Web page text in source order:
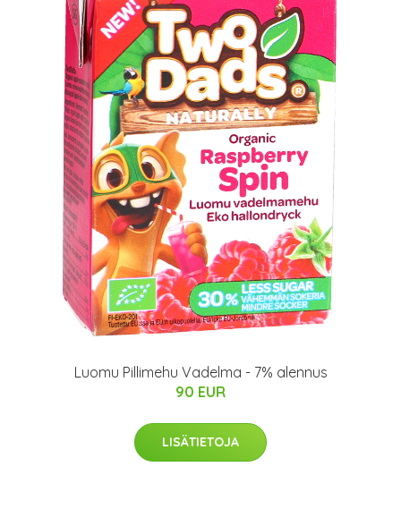
Luomu Pillimehu Vadelma - 7% alennus
90 EUR
LISÄTIETOJA